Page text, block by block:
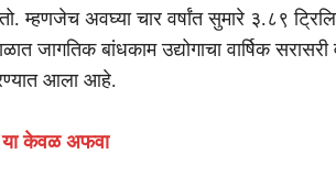
म्हणजेच अवघ्या चार वर्षांत सुमारे ३.८९
जागतिक बांधकाम उद्योगाचा वार्षिक सरासरी
आला आहे.
या केवळ अफवा